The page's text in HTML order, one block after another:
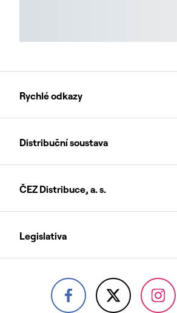
Rychlé odkazy
Distribuční soustava
ČEZ Distribuce, a. s.
Legislativa